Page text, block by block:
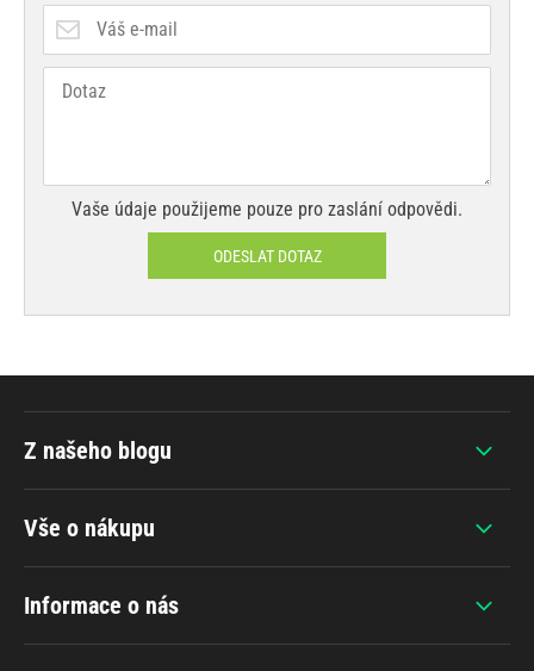
Vaše údaje použijeme pouze pro zaslání odpovědi.
ODESLAT DOTAZ
Vše o nákupu
Informace o nás
Z našeho blogu